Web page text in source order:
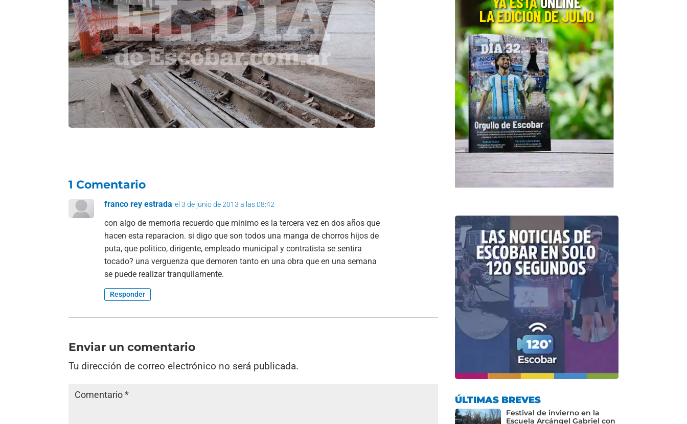
1 Comentario
franco rey estrada el 3 de junio de 2013 a las 08:42
con algo de memoria recuerdo que minimo es la tercera vez en dos años que
hacen esta reparacion. si digo que son todos una manga de chorros hijos de
puta, que politico, dirigente, empleado municipal y contratista se sentira
tocado? una verguenza que demoren tanto en una obra que en una semana
se puede realizar tranquilamente.
Responder
Enviar un comentario
Tu dirección de correo electrónico no será publicada.
ÚLTIMAS BREVES
Festival de invierno en la
Escuela Arcángel Gabriel con